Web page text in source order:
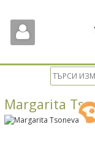
Margarita